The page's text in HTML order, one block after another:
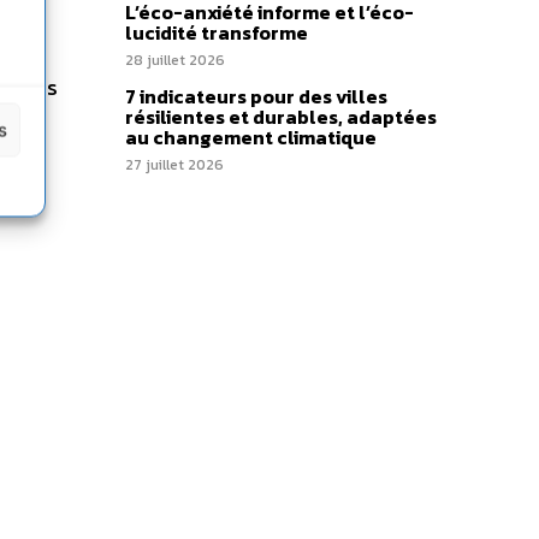
les
L’éco-anxiété informe et l’éco-
lucidité transforme
28 juillet 2026
7 indicateurs pour des villes
résilientes et durables, adaptées
au changement climatique
27 juillet 2026